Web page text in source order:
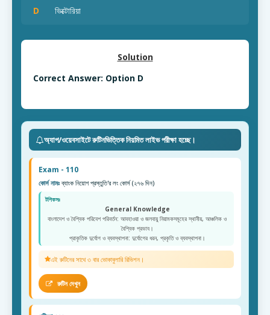
D ভিক্টোরিয়া
Solution
Correct Answer: Option D
অ্যাপ/ওয়েবসাইটে রুটিনভিত্তিক নিয়মিত লাইভ পরীক্ষা হচ্ছে।
Exam - 110
কোর্স নামঃব্যাংক নিয়োগ প্রস্তুতি'র লং কোর্স (২৭৬ দিন)
টপিকসঃ
General Knowledge
বাংলাদেশ ও বৈশ্বিক পরিবেশ পরিবর্তন: আবহাওয়া ও জলবায়ু নিয়ামকসমূহের স্থানীয়, আঞ্চলিক ও
বৈশ্বিক প্রভাব।
প্রাকৃতিক দুর্যোগ ও ব্যবস্থাপনা: দুর্যোগের ধরন, প্রকৃতি ও ব্যবস্থাপনা।
এই রুটিনের সাথে ৩ বার ভোকাবুলারি রিভিশন।
রুটিন দেখুন